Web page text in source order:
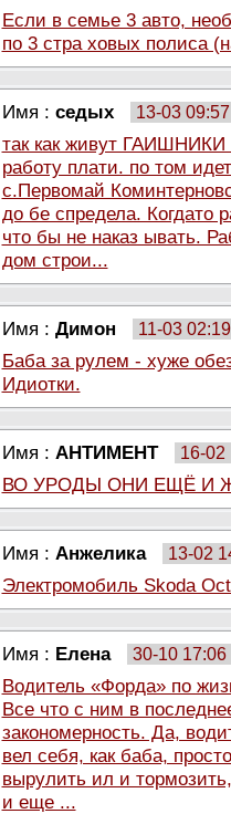
Если в семье 3 авто,
по 3 стра ховых полиса
Имя : седых 13-03 09:57
так как живут
работу плати. по том
с.Первомай
до бе спредела. Когдато
что бы не наказ ывать.
дом строи...
Имя : Димон 11-03 02:19
Баба за рулем - хуже
Идиотки.
Имя : АНТИМЕНТ 16-02
ВО УРОДЫ ОНИ ЕЩЁ И
Имя : Анжелика 13-02
Электромобиль Skoda
Имя : Елена 30-10 17:06
Водитель «Форда» по
Все что с ним в
закономерность. Да,
вел себя, как баба,
вырулить ил и
и еще ...